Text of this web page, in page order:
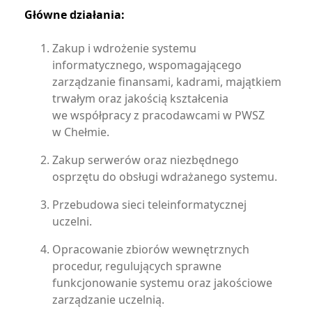
Główne działania:
Zakup i wdrożenie systemu
informatycznego, wspomagającego
zarządzanie finansami, kadrami, majątkiem
trwałym oraz jakością kształcenia
we współpracy z pracodawcami w PWSZ
w Chełmie.
Zakup serwerów oraz niezbędnego
osprzętu do obsługi wdrażanego systemu.
Przebudowa sieci teleinformatycznej
uczelni.
Opracowanie zbiorów wewnętrznych
procedur, regulujących sprawne
funkcjonowanie systemu oraz jakościowe
zarządzanie uczelnią.